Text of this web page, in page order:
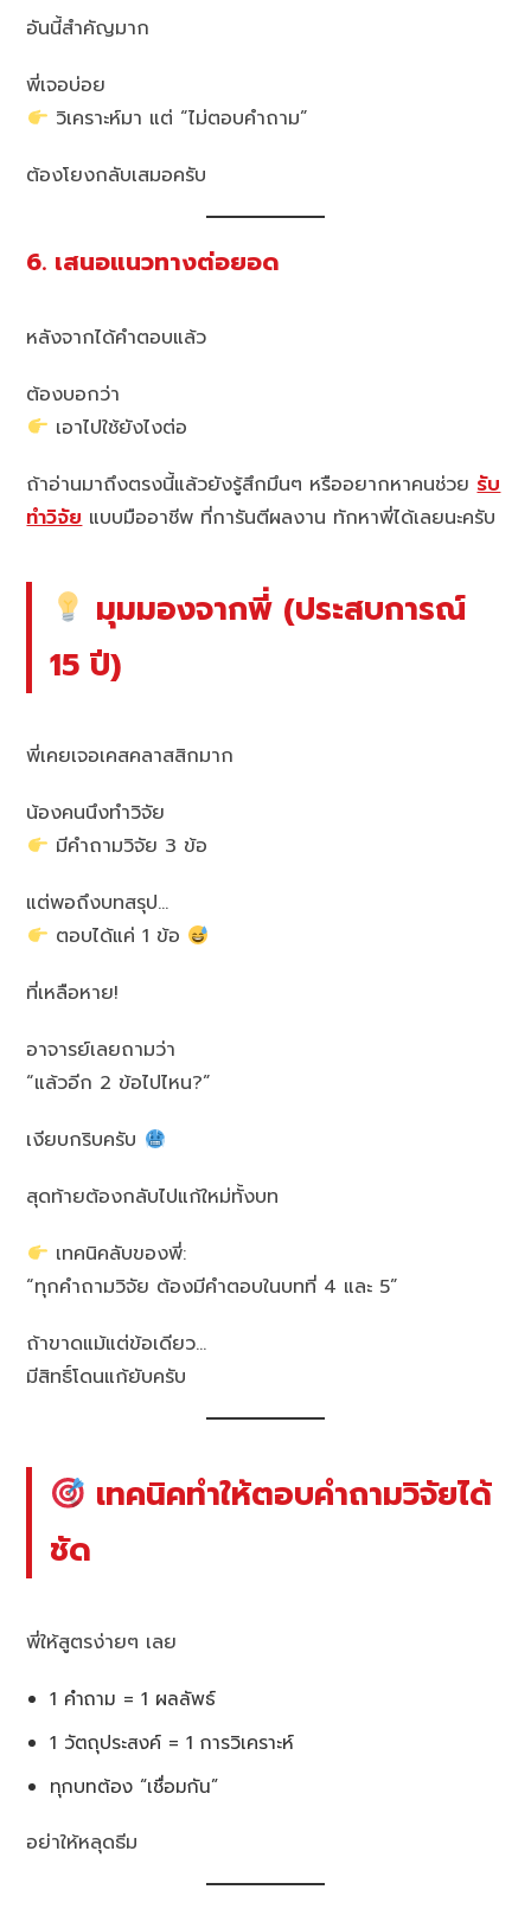
อันนี้สำคัญมาก
พี่เจอบ่อย
วิเคราะห์มา แต่ “ไม่ตอบคำถาม”
ต้องโยงกลับเสมอครับ
6. เสนอแนวทางต่อยอด
หลังจากได้คำตอบแล้ว
ต้องบอกว่า
เอาไปใช้ยังไงต่อ
ถ้าอ่านมาถึงตรงนี้แล้วยังรู้สึกมึนๆ หรืออยากหาคนช่วยรับ
ทำวิจัยแบบมืออาชีพ ที่การันตีผลงาน ทักหาพี่ได้เลยนะครับ
มุมมองจากพี่ (ประสบการณ์
15 ปี)
พี่เคยเจอเคสคลาสสิกมาก
น้องคนนึงทำวิจัย
มีคำถามวิจัย 3 ข้อ
แต่พอถึงบทสรุป…
ตอบได้แค่ 1 ข้อ
ที่เหลือหาย!
อาจารย์เลยถามว่า
“แล้วอีก 2 ข้อไปไหน?”
เงียบกริบครับ
สุดท้ายต้องกลับไปแก้ใหม่ทั้งบท
เทคนิคลับของพี่:
“ทุกคำถามวิจัย ต้องมีคำตอบในบทที่ 4 และ 5”
ถ้าขาดแม้แต่ข้อเดียว…
มีสิทธิ์โดนแก้ยับครับ
เทคนิคทำให้ตอบคำถามวิจัยได้
ชัด
พี่ให้สูตรง่ายๆ เลย
1 คำถาม = 1 ผลลัพธ์
1 วัตถุประสงค์ = 1 การวิเคราะห์
ทุกบทต้อง “เชื่อมกัน”
อย่าให้หลุดธีม